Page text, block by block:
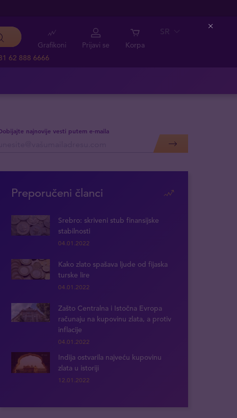
62 888 6666
Grafikoni Prijavi se Korpa
SR
najnovije vesti putem e-maila
Preporučeni članci
Srebro: skriveni stub finansijske
stabilnosti
04.01.2022
Kako zlato spašava ljude od fijaska
turske lire
04.01.2022
Zašto Centralna i Istočna Evropa
računaju na kupovinu zlata, a protiv
inflacije
04.01.2022
Indija ostvarila najveću kupovinu
zlata u istoriji
12.01.2022
Close